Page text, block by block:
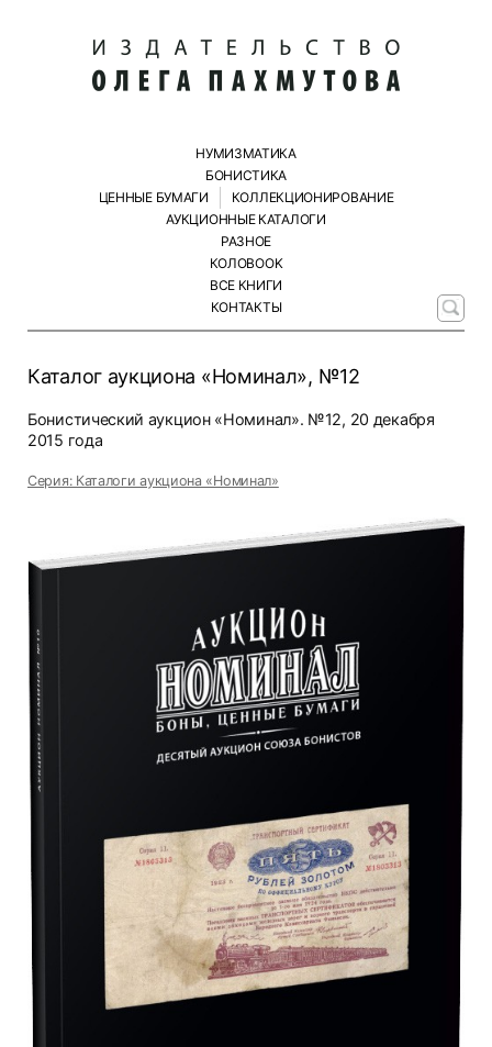
НУМИЗМАТИКА
БОНИСТИКА
ЦЕННЫЕ БУМАГИ
КОЛЛЕКЦИОНИРОВАНИЕ
АУКЦИОННЫЕ КАТАЛОГИ
РАЗНОЕ
КОЛОBOOK
ВСЕ КНИГИ
КОНТАКТЫ
Каталог аукциона «Номинал», №12
Бонистический аукцион «Номинал». №12, 20 декабря
2015 года
Серия: Каталоги аукциона «Номинал»